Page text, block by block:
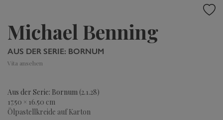
Michael Benning
AUS DER SERIE: BORNUM
Vita ansehen
Aus der Serie: Bornum (2.1.28)
17.50 × 16.50 cm
Ölpastellkreide auf Karton